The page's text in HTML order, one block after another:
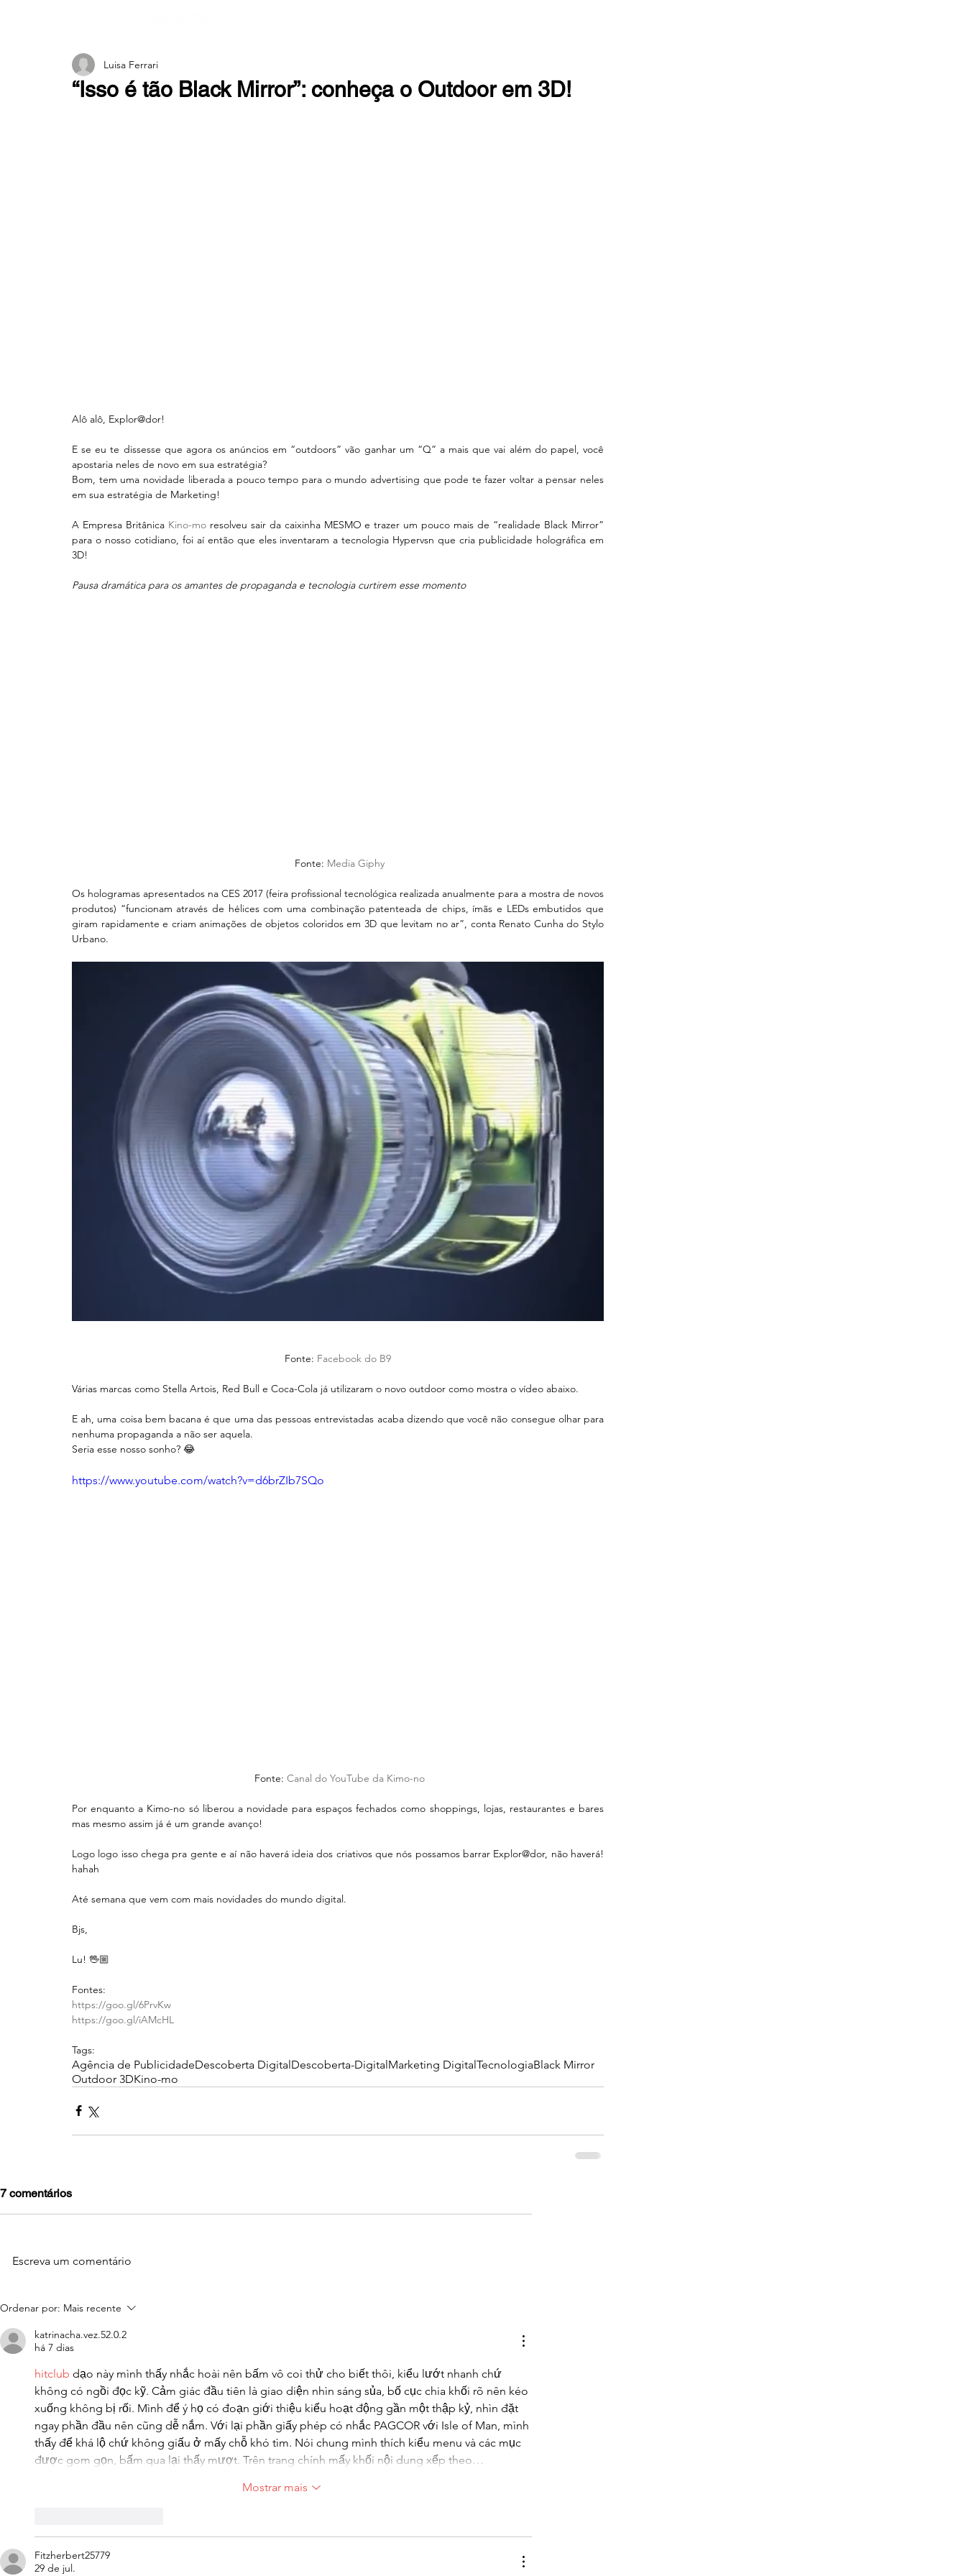
“Isso é tão Black Mirror”: conheça o Outdoor em 3D!
Luisa Ferrari
Alô alô, Explor@dor!
E se eu te dissesse que agora os anúncios em “outdoors” vão ganhar um “Q” a mais que vai além do papel, você
apostaria neles de novo em sua estratégia?
Bom, tem uma novidade liberada a pouco tempo para o mundo advertising que pode te fazer voltar a pensar neles
em sua estratégia de Marketing!
A Empresa Britânica Kino-mo resolveu sair da caixinha MESMO e trazer um pouco mais de “realidade Black Mirror”
para o nosso cotidiano, foi aí então que eles inventaram a tecnologia Hypervsn que cria publicidade holográfica em
3D!
Pausa dramática para os amantes de propaganda e tecnologia curtirem esse momento
Fonte: Media Giphy
Os hologramas apresentados na CES 2017 (feira profissional tecnológica realizada anualmente para a mostra de novos
produtos) “funcionam através de hélices com uma combinação patenteada de chips, ímãs e LEDs embutidos que
giram rapidamente e criam animações de objetos coloridos em 3D que levitam no ar”, conta Renato Cunha do Stylo
Urbano.
Fonte: Facebook do B9
Várias marcas como Stella Artois, Red Bull e Coca-Cola já utilizaram o novo outdoor como mostra o vídeo abaixo.
E ah, uma coisa bem bacana é que uma das pessoas entrevistadas acaba dizendo que você não consegue olhar para
nenhuma propaganda a não ser aquela.
Seria esse nosso sonho? 😂
https://www.youtube.com/watch?v=d6brZIb7SQo
Fonte: Canal do YouTube da Kimo-no
Por enquanto a Kimo-no só liberou a novidade para espaços fechados como shoppings, lojas, restaurantes e bares
mas mesmo assim já é um grande avanço!
Logo logo isso chega pra gente e aí não haverá ideia dos criativos que nós possamos barrar Explor@dor, não haverá!
hahah
Até semana que vem com mais novidades do mundo digital.
Bjs,
Lu! 🖖🏼
Fontes:
https://goo.gl/6PrvKw
https://goo.gl/iAMcHL
Tags:
Agência de PublicidadeDescoberta DigitalDescoberta-DigitalMarketing DigitalTecnologiaBlack Mirror
Outdoor 3DKino-mo
7 comentários
Escreva um comentário
Ordenar por: Mais recente
katrinacha.vez.52.0.2
há 7 dias
hitclub dạo này mình thấy nhắc hoài nên bấm vô coi thử cho biết thôi, kiểu lướt nhanh chứ
không có ngồi đọc kỹ. Cảm giác đầu tiên là giao diện nhìn sáng sủa, bố cục chia khối rõ nên kéo
xuống không bị rối. Mình để ý họ có đoạn giới thiệu kiểu hoạt động gần một thập kỷ, nhìn đặt
ngay phần đầu nên cũng dễ nắm. Với lại phần giấy phép có nhắc PAGCOR với Isle of Man, mình
thấy để khá lộ chứ không giấu ở mấy chỗ khó tìm. Nói chung mình thích kiểu menu và các mục
được gom gọn, bấm qua lại thấy mượt. Trên trang chính mấy khối nội dung xếp theo…
Mostrar mais
Fitzherbert25779
29 de jul.